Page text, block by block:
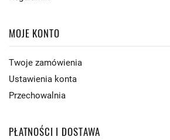
MOJE KONTO
Twoje zamówienia
Ustawienia konta
Przechowalnia
PŁATNOŚCI I DOSTAWA